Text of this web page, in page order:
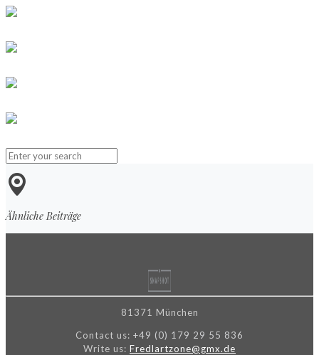
Ähnliche Beiträge
81371 München
Contact us: +49 (0) 179 29 55 836
Write us: Fredlartzone@gmx.de